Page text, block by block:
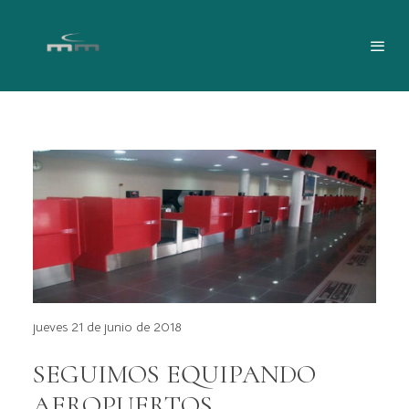
jueves 21 de junio de 2018
SEGUIMOS EQUIPANDO